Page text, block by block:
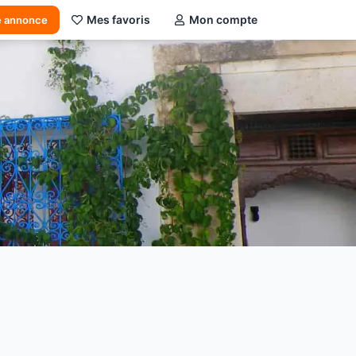
annonce Mes favoris Mon compte